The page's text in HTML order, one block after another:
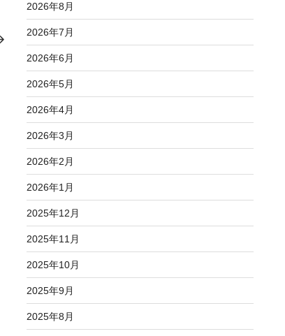
2026年8月
2026年7月
2026年6月
2026年5月
2026年4月
2026年3月
2026年2月
2026年1月
2025年12月
2025年11月
2025年10月
2025年9月
2025年8月